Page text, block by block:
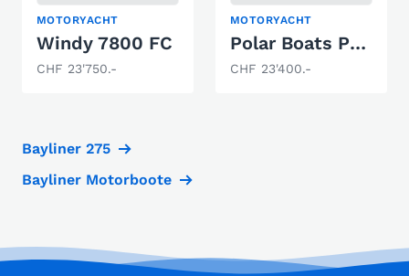
MOTORYACHT
Windy 7800 FC
CHF 23'750.-
MOTORYACHT
Polar Boats Polar Monaco
CHF 23'400.-
Bayliner 275
Bayliner Motorboote